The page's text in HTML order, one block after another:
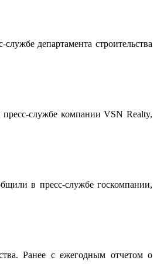
департамента строительства
службе компании VSN Realty,
в пресс-службе госкомпании,
Ранее с ежегодным отчетом о